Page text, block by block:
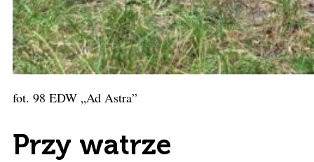
fot. 98 EDW „Ad Astra”
Przy watrze